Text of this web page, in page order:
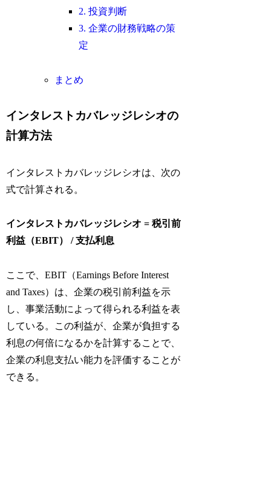
2. 投資判断
3. 企業の財務戦略の策
定
まとめ
インタレストカバレッジレシオの
計算方法
インタレストカバレッジレシオは、次の
式で計算される。
インタレストカバレッジレシオ = 税引前
利益（EBIT） / 支払利息
ここで、EBIT（Earnings Before Interest
and Taxes）は、企業の税引前利益を示
し、事業活動によって得られる利益を表
している。この利益が、企業が負担する
利息の何倍になるかを計算することで、
企業の利息支払い能力を評価することが
できる。